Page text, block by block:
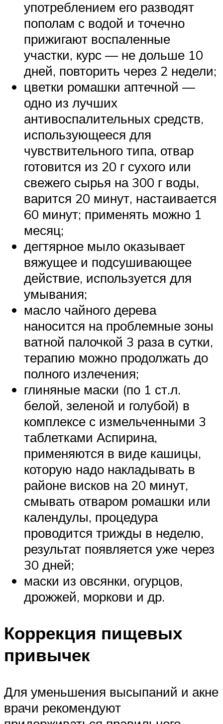
употреблением его разводят
пополам с водой и точечно
прижигают воспаленные
участки, курс — не дольше 10
дней, повторить через 2 недели;
цветки ромашки аптечной —
одно из лучших
антивоспалительных средств,
использующееся для
чувствительного типа, отвар
готовится из 20 г сухого или
свежего сырья на 300 г воды,
варится 20 минут, настаивается
60 минут; применять можно 1
месяц;
дегтярное мыло оказывает
вяжущее и подсушивающее
действие, используется для
умывания;
масло чайного дерева
наносится на проблемные зоны
ватной палочкой 3 раза в сутки,
терапию можно продолжать до
полного излечения;
глиняные маски (по 1 ст.л.
белой, зеленой и голубой) в
комплексе с измельченными 3
таблетками Аспирина,
применяются в виде кашицы,
которую надо накладывать в
районе висков на 20 минут,
смывать отваром ромашки или
календулы, процедура
проводится трижды в неделю,
результат появляется уже через
30 дней;
маски из овсянки, огурцов,
дрожжей, моркови и др.
Коррекция пищевых
привычек
Для уменьшения высыпаний и акне
врачи рекомендуют